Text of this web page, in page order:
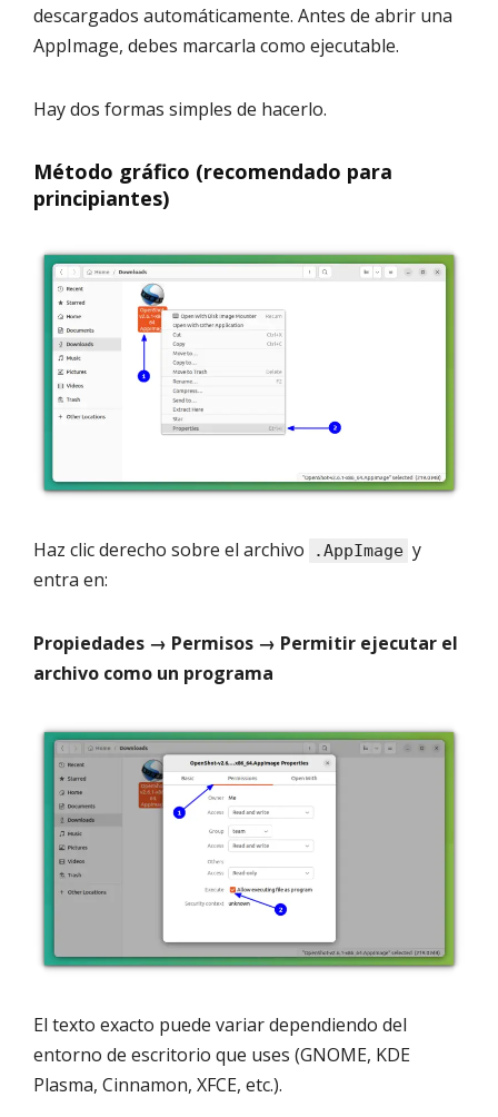
descargados automáticamente. Antes de abrir una
AppImage, debes marcarla como ejecutable.
Hay dos formas simples de hacerlo.
Método gráfico (recomendado para
principiantes)
Haz clic derecho sobre el archivo .AppImage y
entra en:
Propiedades → Permisos → Permitir ejecutar el
archivo como un programa
El texto exacto puede variar dependiendo del
entorno de escritorio que uses (GNOME, KDE
Plasma, Cinnamon, XFCE, etc.).